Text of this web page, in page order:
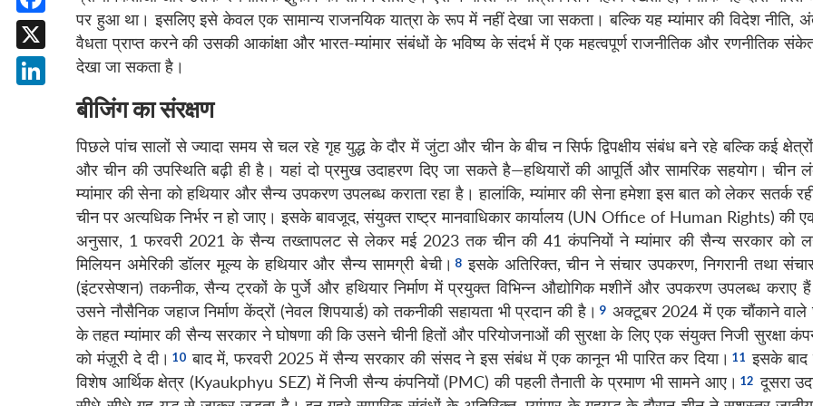
पर हुआ था। इसलिए इसे केवल एक सामान्य राजनयिक यात्रा के रूप में नहीं देखा जा सकता। बल्कि यह म्यांमार की विदेश नीति,
वैधता प्राप्त करने की उसकी आकांक्षा और भारत-म्यांमार संबंधों के भविष्य के संदर्भ में एक महत्वपूर्ण राजनीतिक और रणनीतिक
देखा जा सकता है।
बीजिंग का संरक्षण
पिछले पांच सालों से ज्यादा समय से चल रहे गृह युद्ध के दौर में जुंटा और चीन के बीच न सिर्फ द्विपक्षीय संबंध बने रहे बल्कि कई
और चीन की उपस्थिति बढ़ी ही है। यहां दो प्रमुख उदाहरण दिए जा सकते है—हथियारों की आपूर्ति और सामरिक सहयोग। चीन
म्यांमार की सेना को हथियार और सैन्य उपकरण उपलब्ध कराता रहा है। हालांकि, म्यांमार की सेना हमेशा इस बात को लेकर सतर्क
चीन पर अत्यधिक निर्भर न हो जाए। इसके बावजूद, संयुक्त राष्ट्र मानवाधिकार कार्यालय (UN Office of Human Rights) की एक
अनुसार, 1 फरवरी 2021 के सैन्य तख्तापलट से लेकर मई 2023 तक चीन की 41 कंपनियों ने म्यांमार की सैन्य सरकार को
मिलियन अमेरिकी डॉलर मूल्य के हथियार और सैन्य सामग्री बेची।
इसके अतिरिक्त, चीन ने संचार उपकरण, निगरानी तथा
(इंटरसेप्शन) तकनीक, सैन्य ट्रकों के पुर्जे और हथियार निर्माण में प्रयुक्त विभिन्न औद्योगिक मशीनें और उपकरण उपलब्ध कराए
उसने नौसैनिक जहाज निर्माण केंद्रों (नेवल शिपयार्ड) को तकनीकी सहायता भी प्रदान की है।
अक्टूबर 2024 में एक चौंकाने वाले
के तहत म्यांमार की सैन्य सरकार ने घोषणा की कि उसने चीनी हितों और परियोजनाओं की सुरक्षा के लिए एक संयुक्त निजी सुरक्षा
को मंज़ूरी दे दी।
बाद में, फरवरी 2025 में सैन्य सरकार की संसद ने इस संबंध में एक कानून भी पारित कर दिया।
इसके बाद
विशेष आर्थिक क्षेत्र (Kyaukphyu SEZ) में निजी सैन्य कंपनियों (PMC) की पहली तैनाती के प्रमाण भी सामने आए।
दूसरा
Facebook
X
LinkedIn